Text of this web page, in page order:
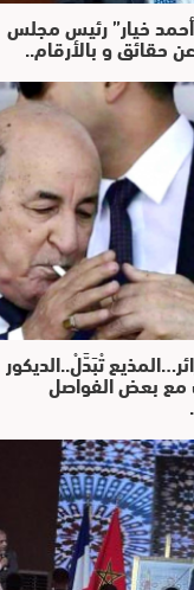
خيار” رئيس مجلس
حقائق و بالأرقام..
تْبَدَّلْ..الديكور
مع بعض الفواصل